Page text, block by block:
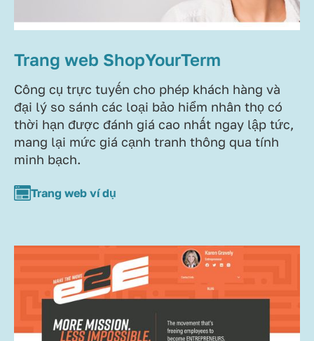
Trang web ShopYourTerm
Công cụ trực tuyến cho phép khách hàng và
đại lý so sánh các loại bảo hiểm nhân thọ có
thời hạn được đánh giá cao nhất ngay lập tức,
mang lại mức giá cạnh tranh thông qua tính
minh bạch.
Trang web ví dụ